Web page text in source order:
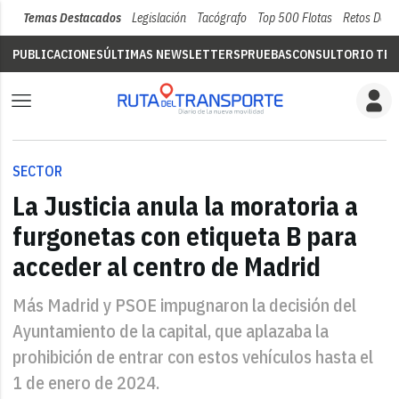
Temas Destacados Legislación Tacógrafo Top 500 Flotas Retos Del
PUBLICACIONESÚLTIMAS NEWSLETTERSPRUEBASCONSULTORIO
SECTOR
La Justicia anula la moratoria a
furgonetas con etiqueta B para
acceder al centro de Madrid
Más Madrid y PSOE impugnaron la decisión del
Ayuntamiento de la capital, que aplazaba la
prohibición de entrar con estos vehículos hasta el
1 de enero de 2024.